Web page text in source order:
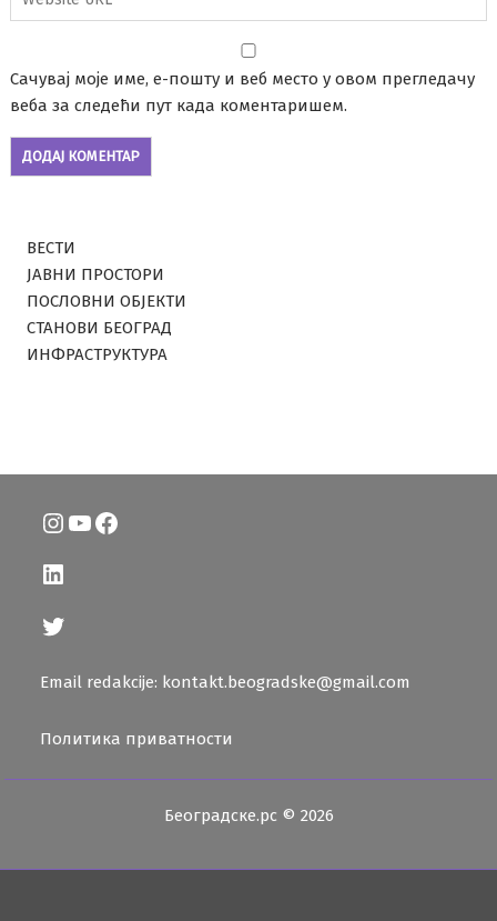
Сачувај моје име, е-пошту и веб место у овом прегледачу
веба за следећи пут када коментаришем.
ВЕСТИ
ЈАВНИ ПРОСТОРИ
ПОСЛОВНИ ОБЈЕКТИ
СТАНОВИ БЕОГРАД
ИНФРАСТРУКТУРА
Instagram
YouTube
Facebook
LinkedIn
Twitter
Email redakcije: kontakt.beogradske@gmail.com
Политика приватности
Београдске.рс © 2026